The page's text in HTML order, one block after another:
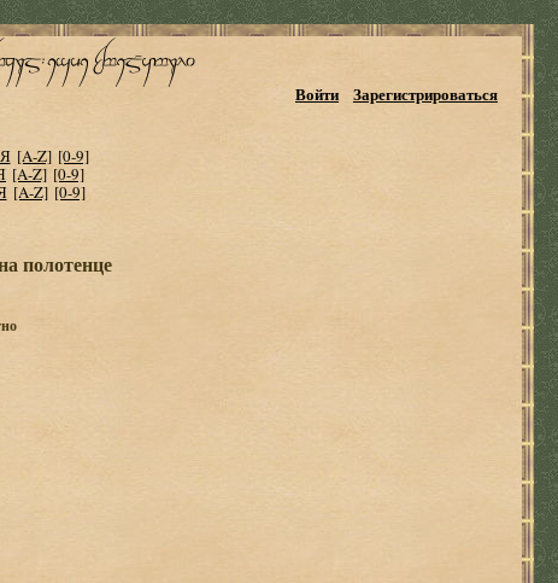
Войти Зарегистрироваться
Я [A-Z] [0-9]
[A-Z] [0-9]
[A-Z] [0-9]
полотенце